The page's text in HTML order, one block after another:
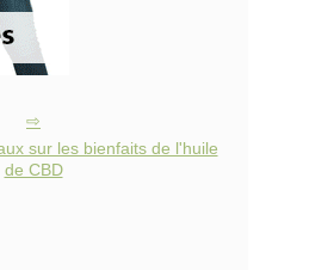
sur les bienfaits de l'huile
de CBD